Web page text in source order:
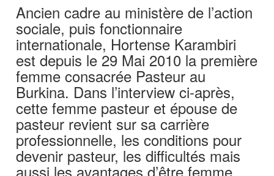
Ancien cadre au ministère de l’action
sociale, puis fonctionnaire
internationale, Hortense Karambiri
est depuis le 29 Mai 2010 la première
femme consacrée Pasteur au
Burkina. Dans l’interview ci-après,
cette femme pasteur et épouse de
pasteur revient sur sa carrière
professionnelle, les conditions pour
devenir pasteur, les difficultés mais
aussi les avantages d’être femme